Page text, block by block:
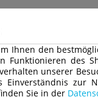
Ihnen den
Funktionieren des
unserer
Einverständnis zur
Sie in der